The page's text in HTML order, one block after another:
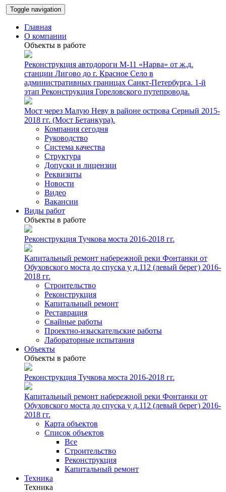
Toggle navigation
Главная
О компании
Объекты в работе
Реконструкция автодороги М-11 «Нарва» от ж.д.
станции Лигово до г. Красное Село в
административных границах Санкт-Петербурга. 1-й
этап Реконструкция Гореловского путепровода.
Мост через Малую Неву в районе острова Серный 2015-
2018 гг. (Мост Бетанкура).
Компания сегодня
Руководство
Система качества
Структура
Допуски и лицензии
Реквизиты
Новости
Видео
Вакансии
Виды работ
Объекты в работе
Реконструкция Тучкова моста 2016-2018 гг.
Капитальный ремонт набережной реки Фонтанки от
Обуховского моста до спуска у д.112 (левый берег) 2016-
2018 гг.
Строительство
Реконструкция
Капитальный ремонт
Реставрация
Свайные работы
Проектно-изыскательские работы
Лабораторные испытания
Объекты
Объекты в работе
Реконструкция Тучкова моста 2016-2018 гг.
Капитальный ремонт набережной реки Фонтанки от
Обуховского моста до спуска у д.112 (левый берег) 2016-
2018 гг.
Карта объектов
Список объектов
Все
Строительство
Реконструкция
Капитальный ремонт
Техника
Техника